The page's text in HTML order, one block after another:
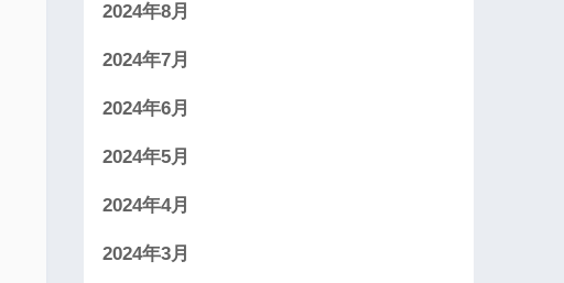
2024年8月
2024年7月
2024年6月
2024年5月
2024年4月
2024年3月